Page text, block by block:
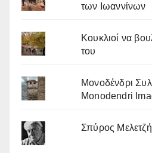
των Ιωαννίνων
Κουκλιοί να
του
Μονοδένδρι
Monodendri
Σπύρος